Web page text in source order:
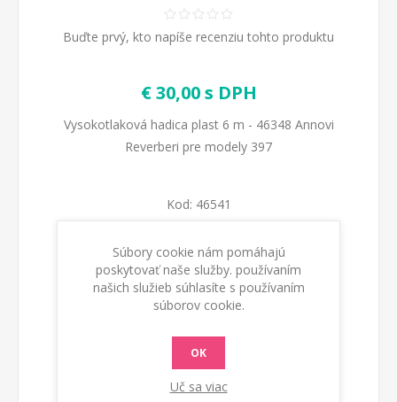
Buďte prvý, kto napíše recenziu tohto produktu
€ 30,00 s DPH
Vysokotlaková hadica plast 6 m - 46348 Annovi
Reverberi pre modely 397
Kod: 46541
Dostupnosť: Na sklade
PRIDAŤ DO KOŠÍKA
Súbory cookie nám pomáhajú
poskytovať naše služby. používaním
našich služieb súhlasíte s používaním
súborov cookie.
OK
Uč sa viac